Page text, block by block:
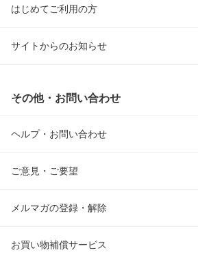
はじめてご利用の方
サイトからのお知らせ
その他・お問い合わせ
ヘルプ・お問い合わせ
ご意見・ご要望
メルマガの登録・解除
お買い物補償サービス